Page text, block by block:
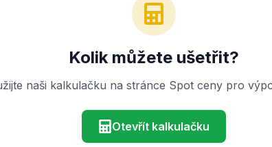
Kolik můžete ušetřit?
naši kalkulačku na stránce Spot ceny pro
Otevřít kalkulačku